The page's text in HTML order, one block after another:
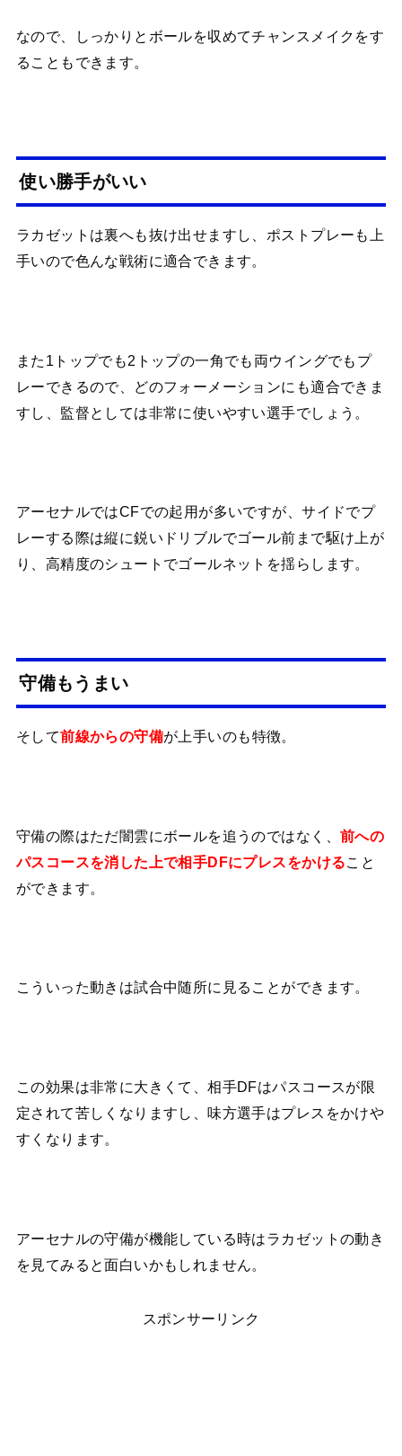
なので、しっかりとボールを収めてチャンスメイクをす
ることもできます。
使い勝手がいい
ラカゼットは裏へも抜け出せますし、ポストプレーも上
手いので色んな戦術に適合できます。
また1トップでも2トップの一角でも両ウイングでもプ
レーできるので、どのフォーメーションにも適合できま
すし、監督としては非常に使いやすい選手でしょう。
アーセナルではCFでの起用が多いですが、サイドでプ
レーする際は縦に鋭いドリブルでゴール前まで駆け上が
り、高精度のシュートでゴールネットを揺らします。
守備もうまい
そして前線からの守備が上手いのも特徴。
守備の際はただ闇雲にボールを追うのではなく、 前への
パスコースを消した上で相手DFにプレスをかけること
ができます。
こういった動きは試合中随所に見ることができます。
この効果は非常に大きくて、相手DFはパスコースが限
定されて苦しくなりますし、味方選手はプレスをかけや
すくなります。
アーセナルの守備が機能している時はラカゼットの動き
を見てみると面白いかもしれません。
スポンサーリンク